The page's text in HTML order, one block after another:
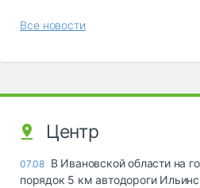
Все новости
Центр
07.08 В Ивановской области на
порядок 5 км автодороги